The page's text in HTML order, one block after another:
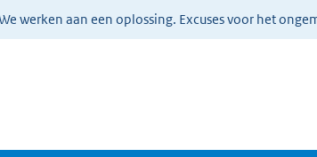
werken aan een oplossing. Excuses voor het